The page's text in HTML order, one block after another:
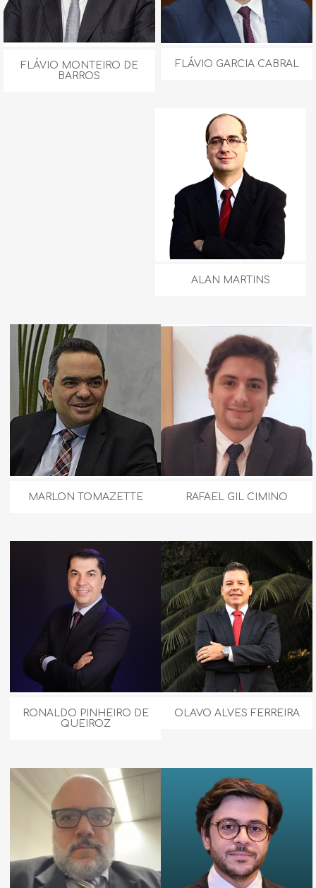
FLÁVIO MONTEIRO DE
BARROS
FLÁVIO GARCIA CABRAL
ALAN MARTINS
MARLON TOMAZETTE RAFAEL GIL CIMINO
RONALDO PINHEIRO DE
QUEIROZ
OLAVO ALVES FERREIRA